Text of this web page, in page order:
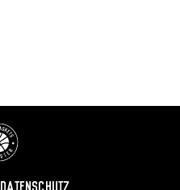
Datenschutz